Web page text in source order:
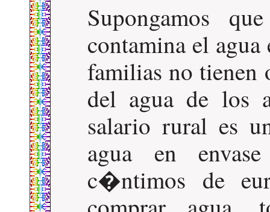
Supongamos
contamina el
familias no tienen
del agua de los
salario rural es
agua en
c�ntimos de